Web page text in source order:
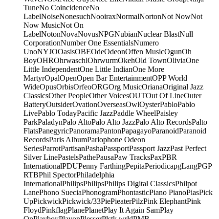
TuneNo CoincidenceNo
LabelNoiseNonesuchNooiraxNormalNortonNot NowNot
Now MusicNot On
LabelNotonNovaNovusNPGNubianNuclear BlastNull
CorporationNumber One EssentialsNumero
UnoNYJOOasisOBEOdeOdeonOffen MusicOgunOh
BoyOHROhrwaschlOhrwurmOkehOld TownOliviaOne
Little IndependentOne Little IndianOne More
MartyrOpalOpenOpen Bar EntertainmentOPP World
WideOpusOrbisOrfeoORGOrg MusicOrianaOriginal Jazz
ClassicsOther PeopleOther VoicesOUTOut Of LineOuter
BatteryOutsiderOvationOverseasOwlOysterPabloPablo
LivePablo TodayPacific JazzPaddle WheelPaisley
ParkPaladynPalo AltoPalo Alto JazzPalo Alto RecordsPalto
FlatsPanegyricPanoramaPantonPapagayoParanoidParanoid
RecordsParis AlbumParlophone Odeon
SeriesParrotPartisanPashaPassportPassport JazzPast Perfect
Silver LinePastelsPathePausaPaw TracksPaxPBR
InternationalPDUPenny FarthingPepitaPeriodicapgLangPGP
RTBPhil SpectorPhiladelphia
InternationalPhilipsPhilipsPhilips Digital ClassicsPhilpot
LanePhono SueciaPhonogramPhontasticPiano PianoPiasPick
UpPickwickPickwick/33PiePieaterPilzPink ElephantPink
FloydPinkflagPlanePlanetPlay It Again SamPlay